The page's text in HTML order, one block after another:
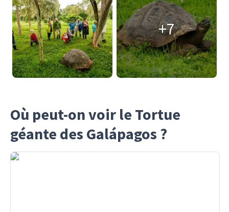
+7
Où peut-on voir le Tortue
géante des Galápagos ?